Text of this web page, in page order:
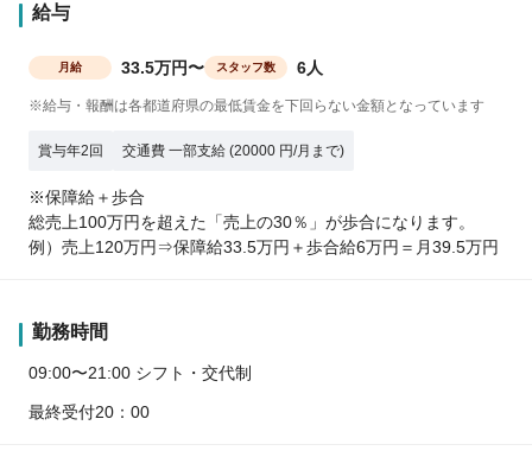
給与
月給 33.5万円〜 スタッフ数 6人
※給与・報酬は各都道府県の最低賃金を下回らない金額となっています
賞与年2回 交通費 一部支給 (20000 円/月まで)
※保障給＋歩合
総売上100万円を超えた「売上の30％」が歩合になります。
例）売上120万円⇒保障給33.5万円＋歩合給6万円＝月39.5万円
勤務時間
09:00〜21:00 シフト・交代制
最終受付20：00